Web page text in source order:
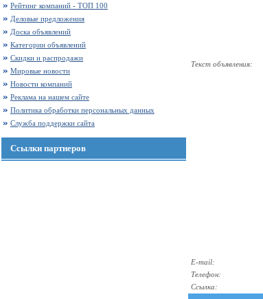
Рейтинг компаний - ТОП 100
Деловые предложения
Доска объявлений
Категории объявлений
Скидки и распродажи
Мировые новости
Новости компаний
Реклама на нашем сайте
Политика обработки персональных данных
Служба поддержки сайта
Ссылки партнеров
Текст объявления:
E-mail:
Телефон:
Ссылка: